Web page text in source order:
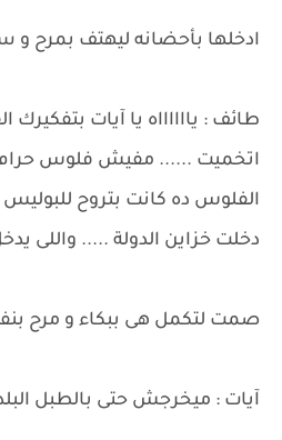
ادخلها بأحضانه ليهتف بمرح و
طائف : يااااااه يا آيات بتفكيرك
اتخميت ...... مفيش فلوس حرام
الفلوس ده كانت بتروح
دخلت خزاين الدولة ..... واللى
صمت لتكمل هى ببكاء و مرح
آيات : ميخرجش حتى بالطبل